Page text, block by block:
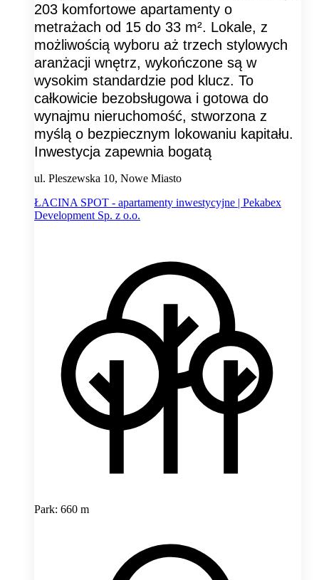
203 komfortowe apartamenty o
metrażach od 15 do 33 m². Lokale, z
możliwością wyboru aż trzech stylowych
aranżacji wnętrz, wykończone są w
wysokim standardzie pod klucz. To
całkowicie bezobsługowa i gotowa do
wynajmu nieruchomość, stworzona z
myślą o bezpiecznym lokowaniu kapitału.
Inwestycja zapewnia bogatą
ul. Pleszewska 10, Nowe Miasto
ŁACINA SPOT - apartamenty inwestycyjne | Pekabex
Development Sp. z o.o.
Park: 660 m